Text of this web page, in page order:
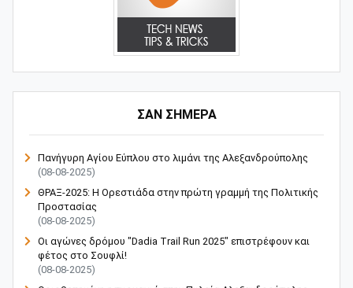
ΣΑΝ ΣΗΜΕΡΑ
Πανήγυρη Αγίου Εύπλου στο λιμάνι της Αλεξανδρούπολης
(08-08-2025)
ΘΡΑΞ-2025: Η Ορεστιάδα στην πρώτη γραμμή της Πολιτικής
Προστασίας
(08-08-2025)
Οι αγώνες δρόμου "Dadia Trail Run 2025" επιστρέφουν και
φέτος στο Σουφλί!
(08-08-2025)